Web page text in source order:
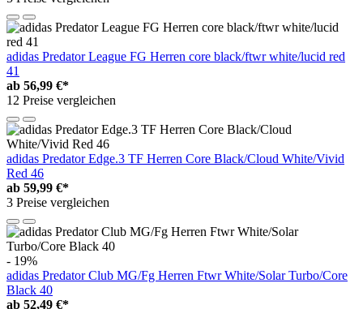
adidas Predator League FG Herren core black/ftwr white/lucid red
41
ab 56,99 €*
12 Preise vergleichen
adidas Predator Edge.3 TF Herren Core Black/Cloud White/Vivid
Red 46
ab 59,99 €*
3 Preise vergleichen
- 19%
adidas Predator Club MG/Fg Herren Ftwr White/Solar Turbo/Core
Black 40
ab 52,49 €*